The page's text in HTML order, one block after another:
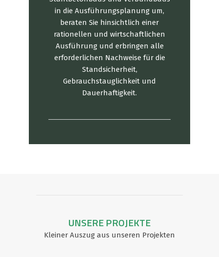
in die Ausführungsplanung um,
beraten Sie hinsichtlich einer
rationellen und wirtschaftlichen
Ausführung und erbringen alle
erforderlichen Nachweise für die
Standsicherheit,
Gebrauchstauglichkeit und
Dauerhaftigkeit.
UNSERE PROJEKTE
Kleiner Auszug aus unseren Projekten